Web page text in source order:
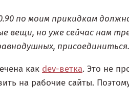
0.90 по моим прикидкам
вещи, но уже сейчас нам
присоединиться.
как dev-ветка. Это не
на рабочие сайты.